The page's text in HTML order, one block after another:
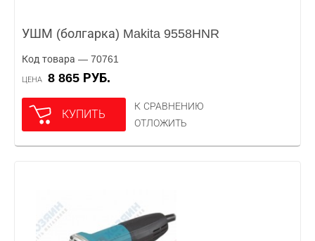
УШМ (болгарка) Makita 9558HNR
Код товара — 70761
ЦЕНА 8 865 РУБ.
КУПИТЬ
К СРАВНЕНИЮ
ОТЛОЖИТЬ